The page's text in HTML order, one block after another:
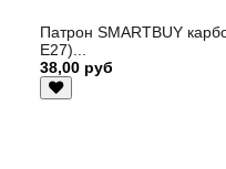
Патрон SMARTBUY
E27)...
38,00 руб